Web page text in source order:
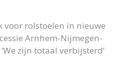
voor rolstoelen in nieuwe
Arnhem-Nijmegen-
zijn totaal verbijsterd’